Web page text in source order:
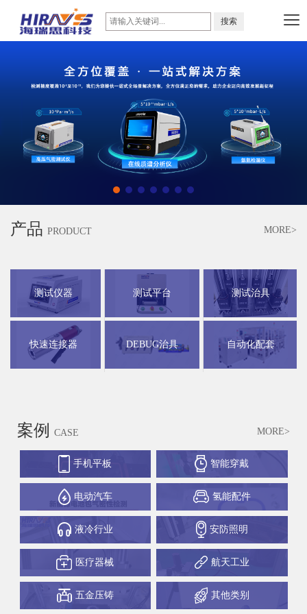
产品 PRODUCT MORE>
测试仪器 测试平台 测试治具
快速连接器 DEBUG治具 自动化配套
案例 CASE MORE>
手机平板 智能穿戴
电动汽车 氢能配件
液冷行业 安防照明
医疗器械 航天工业
五金压铸 其他类别